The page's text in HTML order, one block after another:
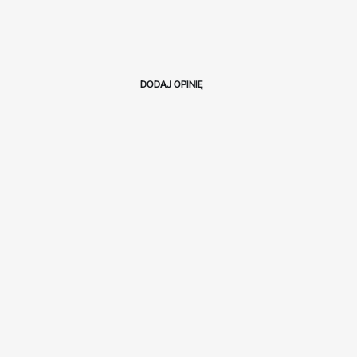
DODAJ OPINIĘ